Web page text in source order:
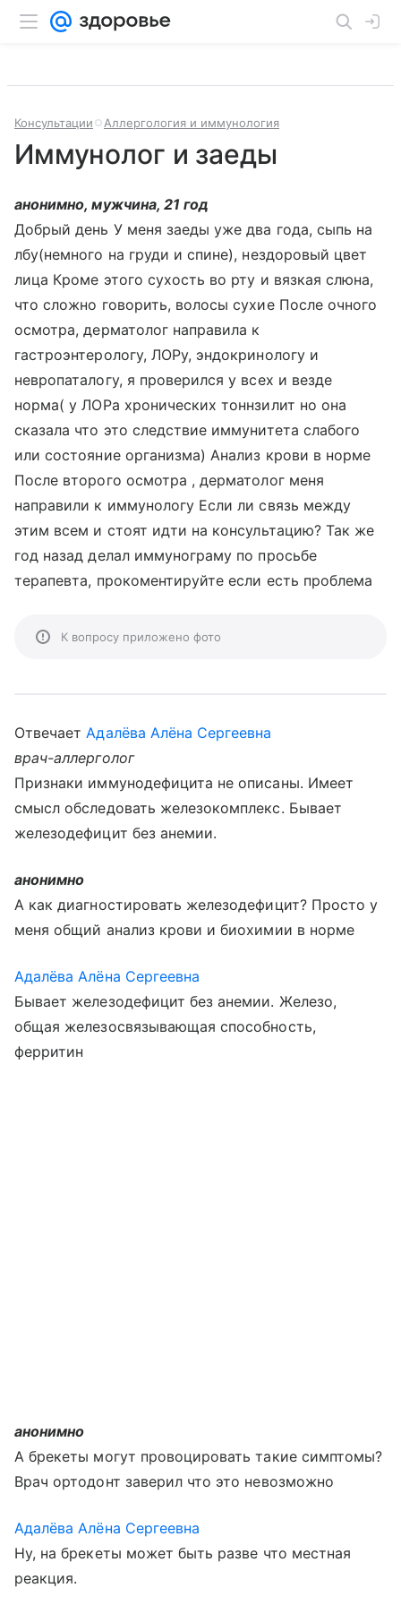
Консультации Аллергология и иммунология
Иммунолог и заеды
анонимно, мужчина, 21 год
Добрый день У меня заеды уже два года, сыпь на
лбу(немного на груди и спине), нездоровый цвет
лица Кроме этого сухость во рту и вязкая слюна,
что сложно говорить, волосы сухие После очного
осмотра, дерматолог направила к
гастроэнтерологу, ЛОРу, эндокринологу и
невропаталогу, я проверился у всех и везде
норма( у ЛОРа хронических тоннзилит но она
сказала что это следствие иммунитета слабого
или состояние организма) Анализ крови в норме
После второго осмотра , дерматолог меня
направили к иммунологу Если ли связь между
этим всем и стоят идти на консультацию? Так же
год назад делал иммунограму по просьбе
терапевта, прокоментируйте если есть проблема
К вопросу приложено фото
ОтвечаетАдалёва Алёна Сергеевна
врач-аллерголог
Признаки иммунодефицита не описаны. Имеет
смысл обследовать железокомплекс. Бывает
железодефицит без анемии.
анонимно
А как диагностировать железодефицит? Просто у
меня общий анализ крови и биохимии в норме
Адалёва Алёна Сергеевна
Бывает железодефицит без анемии. Железо,
общая железосвязывающая способность,
ферритин
анонимно
А брекеты могут провоцировать такие симптомы?
Врач ортодонт заверил что это невозможно
Адалёва Алёна Сергеевна
Ну, на брекеты может быть разве что местная
реакция.